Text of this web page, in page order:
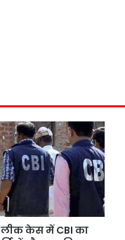
लीक केस में CBI का